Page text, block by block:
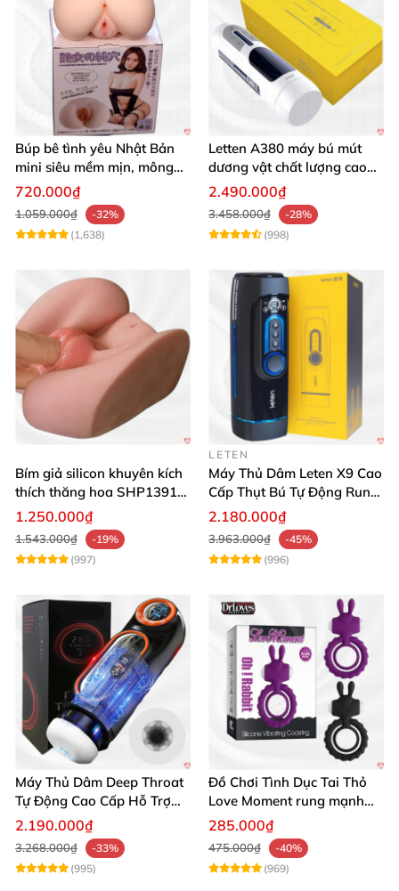
Búp bê tình yêu Nhật Bản
mini siêu mềm mịn, mông
tròn quyến rũ
720.000₫
1.059.000₫
-32%
(1,638)
Letten A380 máy bú mút
dương vật chất lượng cao
giá tốt
2.490.000₫
3.458.000₫
-28%
(998)
Bím giả silicon khuyên kích
thích thăng hoa SHP1391
ShopHanhPhuc
1.250.000₫
1.543.000₫
-19%
(997)
LETEN
Máy Thủ Dâm Leten X9 Cao
Cấp Thụt Bú Tự Động Rung
Rên
2.180.000₫
3.963.000₫
-45%
(996)
Máy Thủ Dâm Deep Throat
Tự Động Cao Cấp Hỗ Trợ
Gắn Tường
2.190.000₫
3.268.000₫
-33%
(995)
Đồ Chơi Tình Dục Tai Thỏ
Love Moment rung mạnh
mẽ êm ái
285.000₫
475.000₫
-40%
(969)